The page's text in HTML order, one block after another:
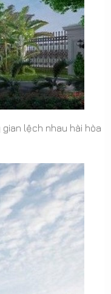
lệch nhau hài hòa